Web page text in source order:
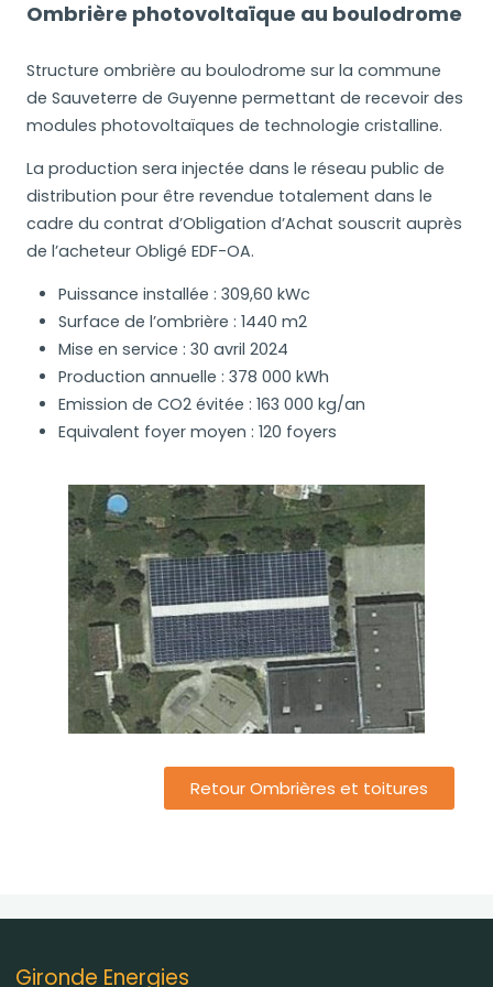
Ombrière photovoltaïque au boulodrome
Structure ombrière au boulodrome sur la commune
de Sauveterre de Guyenne permettant de recevoir des
modules photovoltaïques de technologie cristalline.
La production sera injectée dans le réseau public de
distribution pour être revendue totalement dans le
cadre du contrat d’Obligation d’Achat souscrit auprès
de l’acheteur Obligé EDF-OA.
Puissance installée : 309,60 kWc
Surface de l’ombrière : 1440 m2
Mise en service : 30 avril 2024
Production annuelle : 378 000 kWh
Emission de CO2 évitée : 163 000 kg/an
Equivalent foyer moyen : 120 foyers
Retour Ombrières et toitures
Gironde Energies